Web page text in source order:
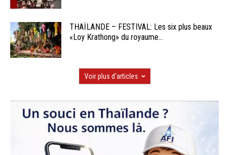
THAÏLANDE – FESTIVAL: Les six plus beaux
«Loy Krathong» du royaume...
Voir plus d'articles